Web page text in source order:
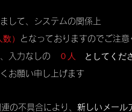
して、システムの関係上
） となっておりますのでご注意
入力なしの ０人 としてくだ
お願い申し上げます
の不具合により、 新しいメール